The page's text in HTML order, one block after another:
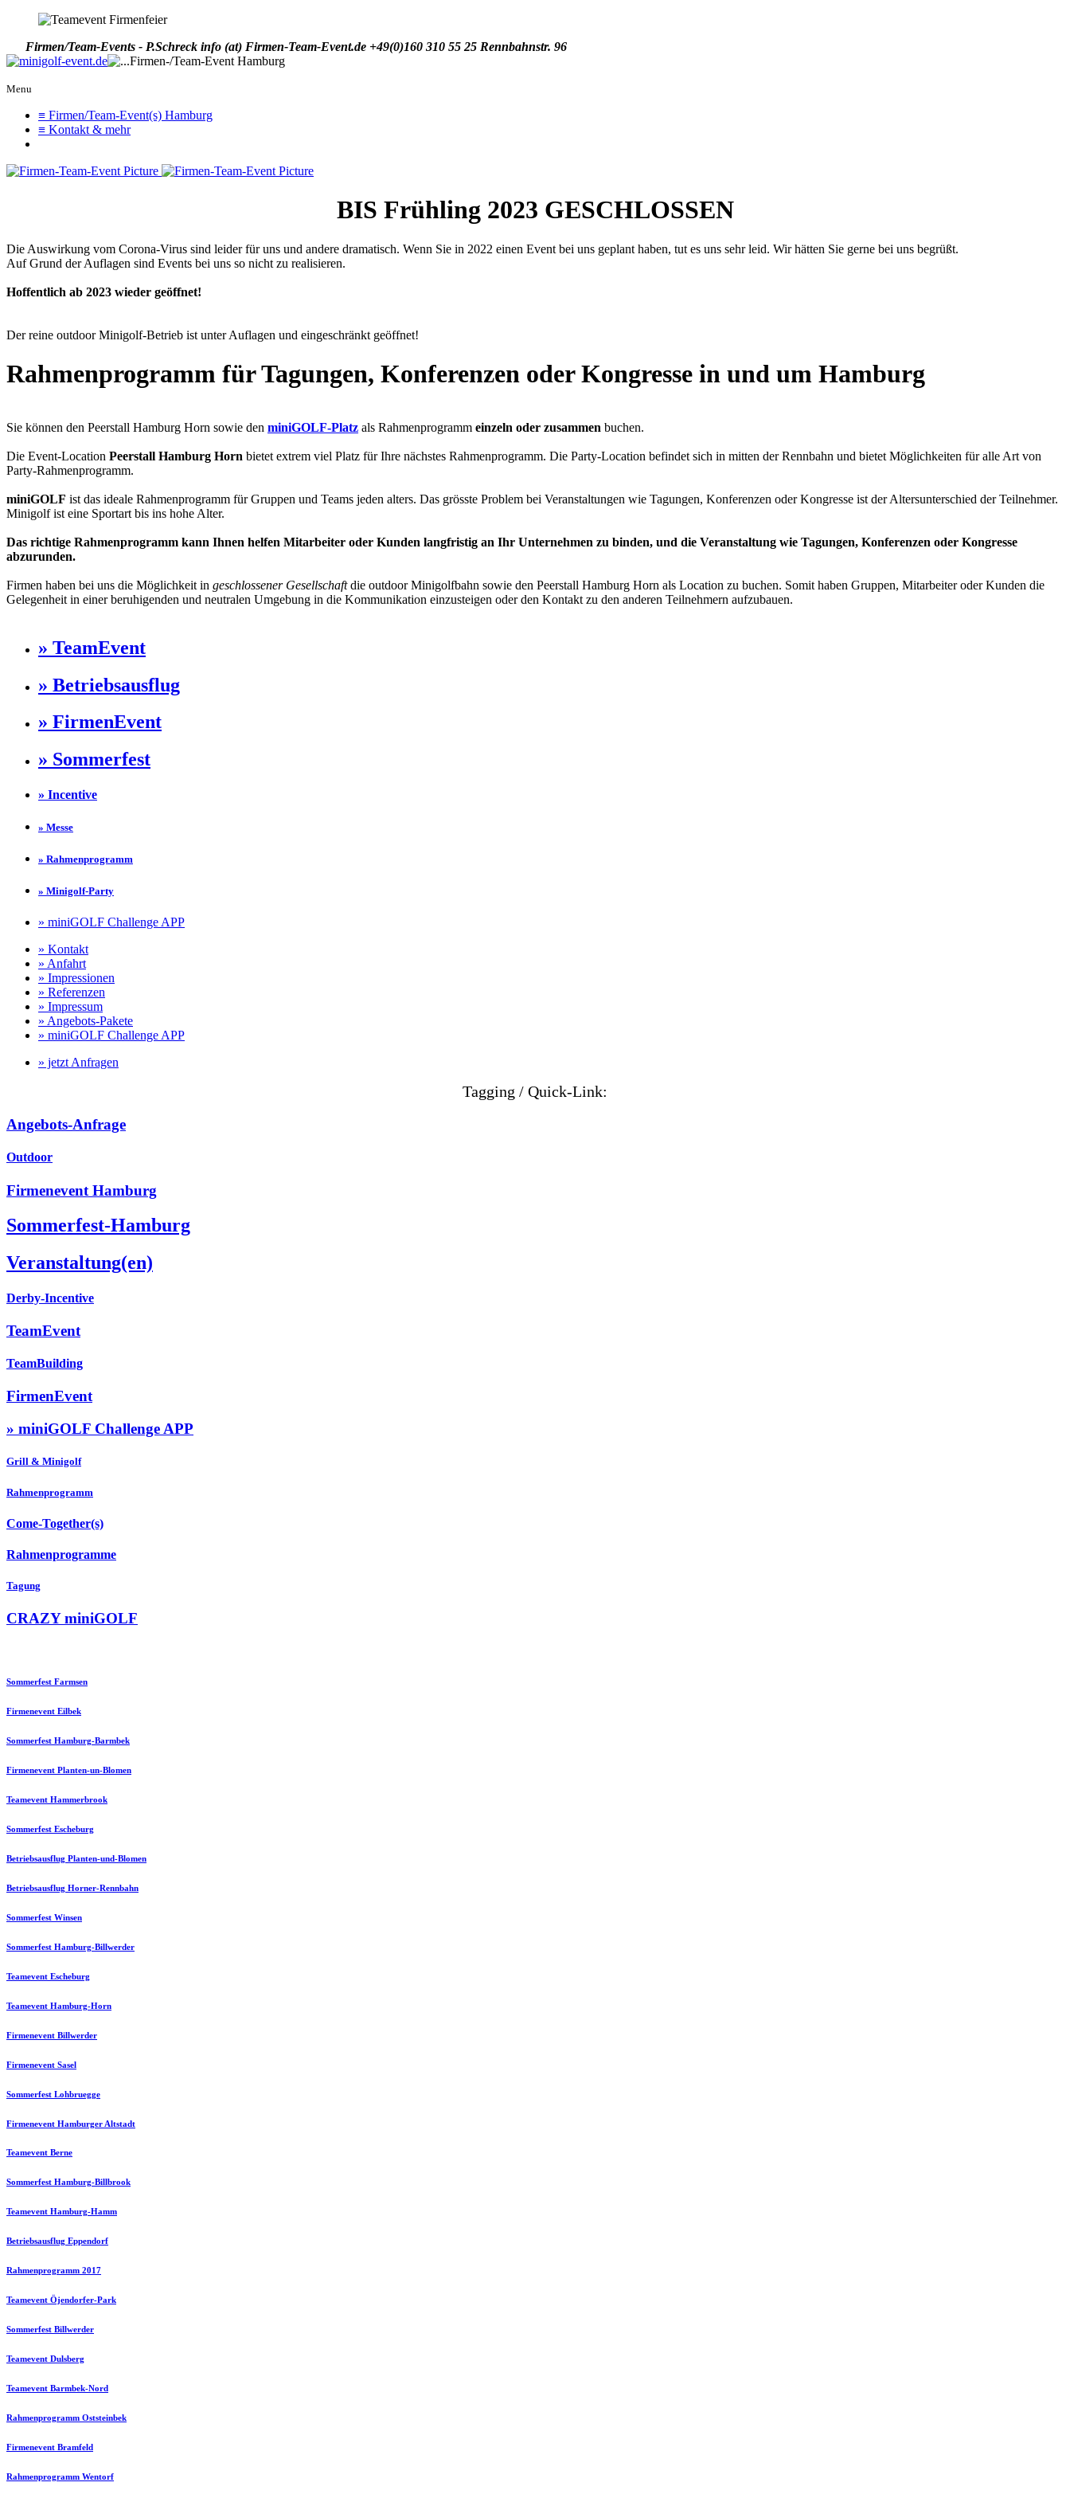
Firmen/Team-Events - P.Schreck info (at) Firmen-Team-Event.de +49(0)160 310 55 25 Rennbahnstr. 96
Menu
≡ Firmen/Team-Event(s) Hamburg
≡ Kontakt & mehr
BIS Frühling 2023 GESCHLOSSEN
Die Auswirkung vom Corona-Virus sind leider für uns und andere dramatisch. Wenn Sie in 2022 einen Event bei uns geplant haben, tut es uns sehr leid. Wir hätten Sie gerne bei uns begrüßt.
Auf Grund der Auflagen sind Events bei uns so nicht zu realisieren.
Hoffentlich ab 2023 wieder geöffnet!
Der reine outdoor Minigolf-Betrieb ist unter Auflagen und eingeschränkt geöffnet!
Rahmenprogramm für Tagungen, Konferenzen oder Kongresse in und um Hamburg
Sie können den Peerstall Hamburg Horn sowie den miniGOLF-Platz als Rahmenprogramm einzeln oder zusammen buchen.
Die Event-Location Peerstall Hamburg Horn bietet extrem viel Platz für Ihre nächstes Rahmenprogramm. Die Party-Location befindet sich in mitten der Rennbahn und bietet Möglichkeiten für alle Art von
Party-Rahmenprogramm.
miniGOLF ist das ideale Rahmenprogramm für Gruppen und Teams jeden alters. Das grösste Problem bei Veranstaltungen wie Tagungen, Konferenzen oder Kongresse ist der Altersunterschied der Teilnehmer.
Minigolf ist eine Sportart bis ins hohe Alter.
Das richtige Rahmenprogramm kann Ihnen helfen Mitarbeiter oder Kunden langfristig an Ihr Unternehmen zu binden, und die Veranstaltung wie Tagungen, Konferenzen oder Kongresse
abzurunden.
Firmen haben bei uns die Möglichkeit in geschlossener Gesellschaftdie outdoor Minigolfbahn sowie den Peerstall Hamburg Horn als Location zu buchen. Somit haben Gruppen, Mitarbeiter oder Kunden die
Gelegenheit in einer beruhigenden und neutralen Umgebung in die Kommunikation einzusteigen oder den Kontakt zu den anderen Teilnehmern aufzubauen.
» TeamEvent
» Betriebsausflug
» FirmenEvent
» Sommerfest
» Incentive
» Messe
» Rahmenprogramm
» Minigolf-Party
» miniGOLF Challenge APP
» Kontakt
» Anfahrt
» Impressionen
» Referenzen
» Impressum
» Angebots-Pakete
» miniGOLF Challenge APP
» jetzt Anfragen
Tagging / Quick-Link:
Angebots-Anfrage
Outdoor
Firmenevent Hamburg
Sommerfest-Hamburg
Veranstaltung(en)
Derby-Incentive
TeamEvent
TeamBuilding
FirmenEvent
» miniGOLF Challenge APP
Grill & Minigolf
Rahmenprogramm
Come-Together(s)
Rahmenprogramme
Tagung
CRAZY miniGOLF
Sommerfest Farmsen
Firmenevent Eilbek
Sommerfest Hamburg-Barmbek
Firmenevent Planten-un-Blomen
Teamevent Hammerbrook
Sommerfest Escheburg
Betriebsausflug Planten-und-Blomen
Betriebsausflug Horner-Rennbahn
Sommerfest Winsen
Sommerfest Hamburg-Billwerder
Teamevent Escheburg
Teamevent Hamburg-Horn
Firmenevent Billwerder
Firmenevent Sasel
Sommerfest Lohbruegge
Firmenevent Hamburger Altstadt
Teamevent Berne
Sommerfest Hamburg-Billbrook
Teamevent Hamburg-Hamm
Betriebsausflug Eppendorf
Rahmenprogramm 2017
Teamevent Öjendorfer-Park
Sommerfest Billwerder
Teamevent Dulsberg
Teamevent Barmbek-Nord
Rahmenprogramm Oststeinbek
Firmenevent Bramfeld
Rahmenprogramm Wentorf